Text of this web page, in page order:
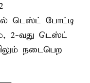
டெஸ்ட் போட்டி
2-வது டெஸ்ட்
நடைபெற